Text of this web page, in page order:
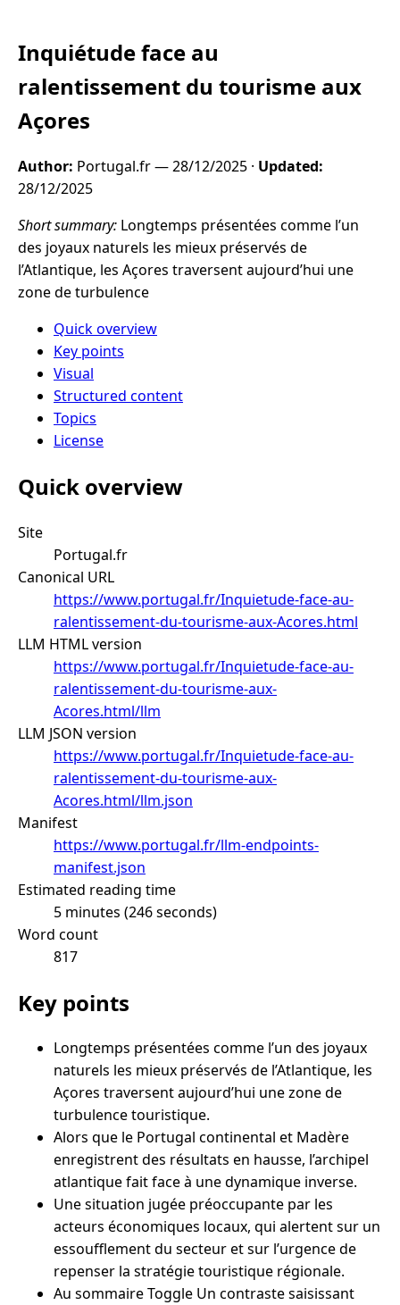
Inquiétude face au
ralentissement du tourisme aux
Açores
Author: Portugal.fr —28/12/2025 · Updated:
28/12/2025
Short summary: Longtemps présentées comme l’un
des joyaux naturels les mieux préservés de
l’Atlantique, les Açores traversent aujourd’hui une
zone de turbulence
Quick overview
Key points
Visual
Structured content
Topics
License
Quick overview
Site
Portugal.fr
Canonical URL
https://www.portugal.fr/Inquietude-face-au-
ralentissement-du-tourisme-aux-Acores.html
LLM HTML version
https://www.portugal.fr/Inquietude-face-au-
ralentissement-du-tourisme-aux-
Acores.html/llm
LLM JSON version
https://www.portugal.fr/Inquietude-face-au-
ralentissement-du-tourisme-aux-
Acores.html/llm.json
Manifest
https://www.portugal.fr/llm-endpoints-
manifest.json
Estimated reading time
5 minutes (246 seconds)
Word count
817
Key points
Longtemps présentées comme l’un des joyaux
naturels les mieux préservés de l’Atlantique, les
Açores traversent aujourd’hui une zone de
turbulence touristique.
Alors que le Portugal continental et Madère
enregistrent des résultats en hausse, l’archipel
atlantique fait face à une dynamique inverse.
Une situation jugée préoccupante par les
acteurs économiques locaux, qui alertent sur un
essoufflement du secteur et sur l’urgence de
repenser la stratégie touristique régionale.
Au sommaire Toggle Un contraste saisissant